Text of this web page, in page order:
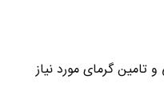
تامین گرمای مورد نیاز